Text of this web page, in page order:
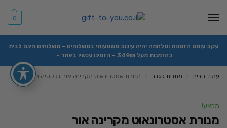
0
עקב עומס הזמנות ומלחמה יהיה עיכוב משמעותי במשלוחים – משלוחים חינם לבית
בהזמנות מעל 349₪ – הזמינו עכשיו באתר –
עמוד הבית מתנות לגבר מנורת אסטרונאוט מקרינה אור גלקסיה במגוון צבעים
מבצע!
מנורת אסטרונאוט מקרינה אור